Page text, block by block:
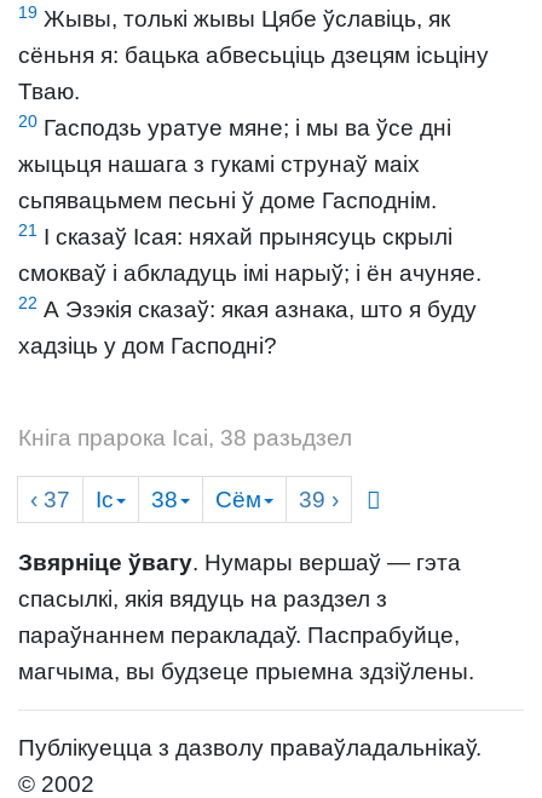
19 Жывы, толькі жывы Цябе ўславіць, як
сёньня я: бацька абвесьціць дзецям ісьціну
Тваю.
20 Гасподзь уратуе мяне; і мы ва ўсе дні
жыцьця нашага з гукамі струнаў маіх
сьпявацьмем песьні ў доме Гасподнім.
21 І сказаў Ісая: няхай прынясуць скрылі
смокваў і абкладуць імі нарыў; і ён ачуняе.
22 А Эзэкія сказаў: якая азнака, што я буду
хадзіць у дом Гасподні?
Кніга прарока Ісаі, 38 разьдзел
‹ 37 Іс 38 Сём 39 ›
Звярніце ўвагу. Нумары вершаў — гэта
спасылкі, якія вядуць на раздзел з
параўнаннем перакладаў. Паспрабуйце,
магчыма, вы будзеце прыемна здзіўлены.
Публікуецца з дазволу праваўладальнікаў.
© 2002